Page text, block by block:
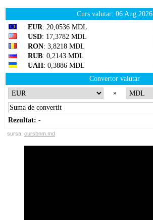
Curs valutar: 06 Aug 2026
EUR: 20,0536 MDL
USD: 17,3782 MDL
RON: 3,8218 MDL
RUB: 0,2143 MDL
UAH: 0,3886 MDL
Convertor valutar
»
Rezultat: -
sursa: cursbnm.md